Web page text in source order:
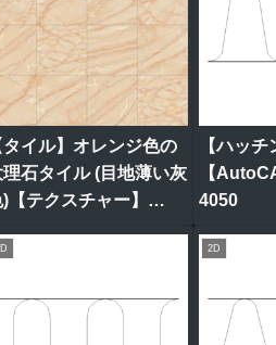
タイル】オレンジ色の
理石タイル (目地薄い灰
【テクスチャー】
【ハッ
【
4050
2D